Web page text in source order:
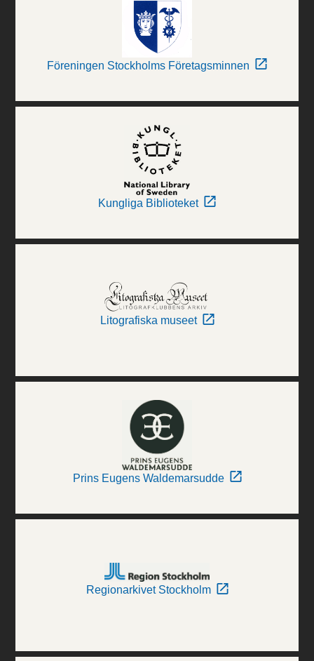
Föreningen Stockholms Företagsminnen
Kungliga Biblioteket
Litografiska museet
Prins Eugens Waldemarsudde
Regionarkivet Stockholm